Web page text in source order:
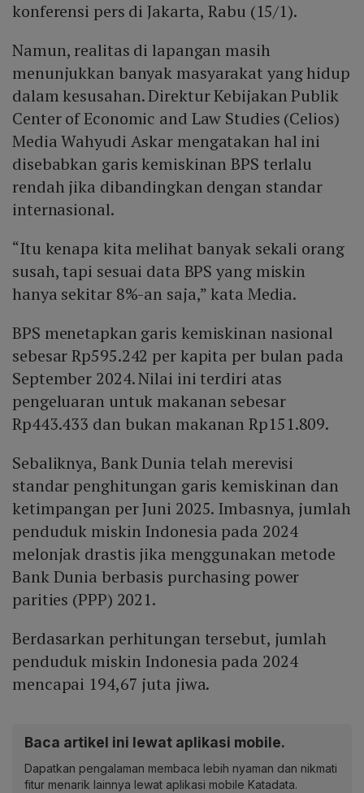
konferensi pers di Jakarta, Rabu (15/1).
Namun, realitas di lapangan masih
menunjukkan banyak masyarakat yang hidup
dalam kesusahan. Direktur Kebijakan Publik
Center of Economic and Law Studies (Celios)
Media Wahyudi Askar mengatakan hal ini
disebabkan garis kemiskinan BPS terlalu
rendah jika dibandingkan dengan standar
internasional.
“Itu kenapa kita melihat banyak sekali orang
susah, tapi sesuai data BPS yang miskin
hanya sekitar 8%-an saja,” kata Media.
BPS menetapkan garis kemiskinan nasional
sebesar Rp595.242 per kapita per bulan pada
September 2024. Nilai ini terdiri atas
pengeluaran untuk makanan sebesar
Rp443.433 dan bukan makanan Rp151.809.
Sebaliknya, Bank Dunia telah merevisi
standar penghitungan garis kemiskinan dan
ketimpangan per Juni 2025. Imbasnya, jumlah
penduduk miskin Indonesia pada 2024
melonjak drastis jika menggunakan metode
Bank Dunia berbasis purchasing power
parities (PPP) 2021.
Berdasarkan perhitungan tersebut, jumlah
penduduk miskin Indonesia pada 2024
mencapai 194,67 juta jiwa.
Baca artikel ini lewat aplikasi mobile.
Dapatkan pengalaman membaca lebih nyaman dan nikmati
fitur menarik lainnya lewat aplikasi mobile Katadata.